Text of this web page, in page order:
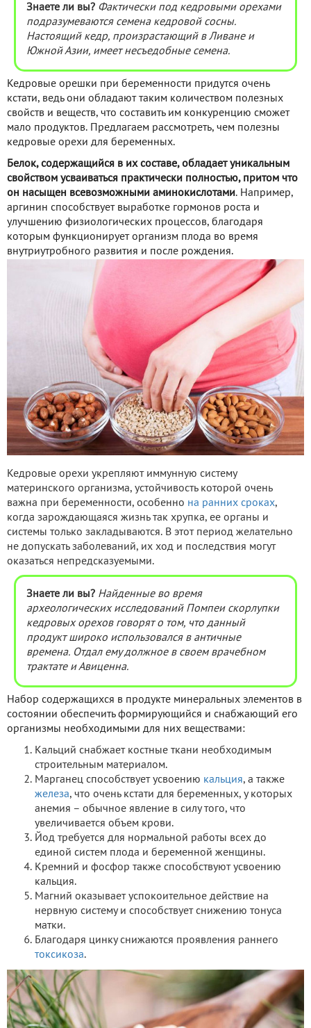
Знаете ли вы? Фактически под кедровыми орехами
подразумеваются семена кедровой сосны.
Настоящий кедр, произрастающий в Ливане и
Южной Азии, имеет несъедобные семена.
Кедровые орешки при беременности придутся очень
кстати, ведь они обладают таким количеством полезных
свойств и веществ, что составить им конкуренцию сможет
мало продуктов. Предлагаем рассмотреть, чем полезны
кедровые орехи для беременных.
Белок, содержащийся в их составе, обладает уникальным
свойством усваиваться практически полностью, притом что
он насыщен всевозможными аминокислотами. Например,
аргинин способствует выработке гормонов роста и
улучшению физиологических процессов, благодаря
которым функционирует организм плода во время
внутриутробного развития и после рождения.
Кедровые орехи укрепляют иммунную систему
материнского организма, устойчивость которой очень
важна при беременности, особенно на ранних сроках,
когда зарождающаяся жизнь так хрупка, ее органы и
системы только закладываются. В этот период желательно
не допускать заболеваний, их ход и последствия могут
оказаться непредсказуемыми.
Знаете ли вы? Найденные во время
археологических исследований Помпеи скорлупки
кедровых орехов говорят о том, что данный
продукт широко использовался в античные
времена. Отдал ему должное в своем врачебном
трактате и Авиценна.
Набор содержащихся в продукте минеральных элементов в
состоянии обеспечить формирующийся и снабжающий его
организмы необходимыми для них веществами:
Кальций снабжает костные ткани необходимым
строительным материалом.
Марганец способствует усвоению кальция, а также
железа, что очень кстати для беременных, у которых
анемия – обычное явление в силу того, что
увеличивается объем крови.
Йод требуется для нормальной работы всех до
единой систем плода и беременной женщины.
Кремний и фосфор также способствуют усвоению
кальция.
Магний оказывает успокоительное действие на
нервную систему и способствует снижению тонуса
матки.
Благодаря цинку снижаются проявления раннего
токсикоза.